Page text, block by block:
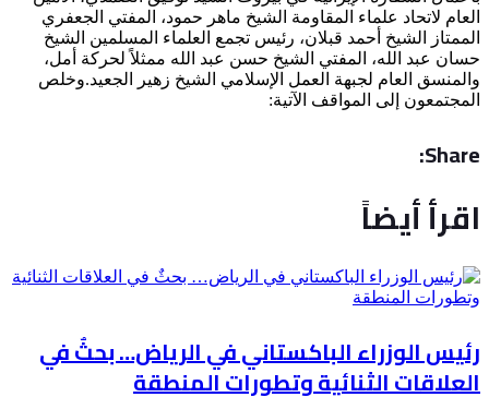
العام لاتحاد علماء المقاومة الشيخ ماهر حمود، المفتي الجعفري
الممتاز الشيخ أحمد قبلان، رئيس تجمع العلماء المسلمين الشيخ
حسان عبد الله، المفتي الشيخ حسن عبد الله ممثلاً لحركة أمل،
والمنسق العام لجبهة العمل الإسلامي الشيخ زهير الجعيد.وخلص
المجتمعون إلى المواقف الآتية:
Share:
اقرأ أيضاً
رئيس الوزراء الباكستاني في الرياض… بحثٌ في
العلاقات الثنائية وتطورات المنطقة